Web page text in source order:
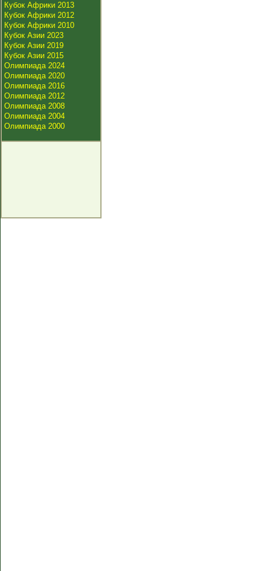
Кубок Африки 2013
Кубок Африки 2012
Кубок Африки 2010
Кубок Азии 2023
Кубок Азии 2019
Кубок Азии 2015
Олимпиада 2024
Олимпиада 2020
Олимпиада 2016
Олимпиада 2012
Олимпиада 2008
Олимпиада 2004
Олимпиада 2000